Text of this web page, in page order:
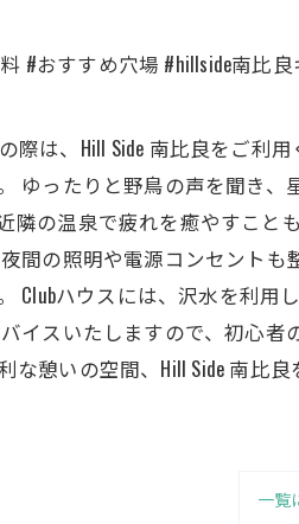
#おすすめ穴場 #hillside南比
は、Hill Side 南比良をご利
ゆったりと野鳥の声を聞き
隣の温泉で疲れを癒やすこ
間の照明や電源コンセント
Clubハウスには、沢水を利
イスいたしますので、初心
憩いの空間、Hill Side 南比良
一覧